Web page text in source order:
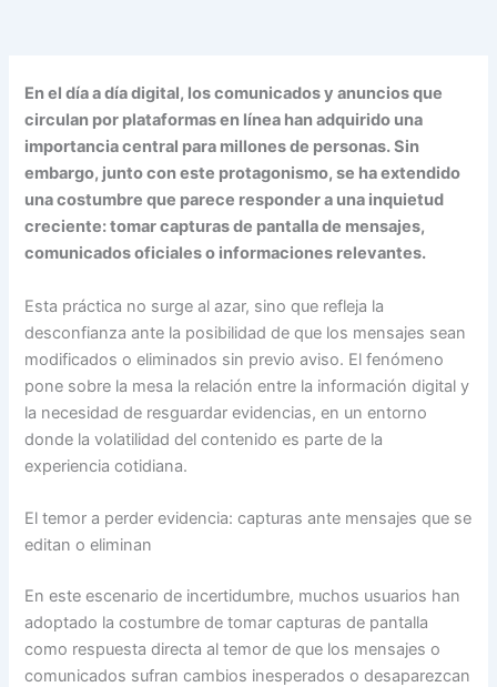
En el día a día digital, los comunicados y anuncios que
circulan por plataformas en línea han adquirido una
importancia central para millones de personas. Sin
embargo, junto con este protagonismo, se ha extendido
una costumbre que parece responder a una inquietud
creciente: tomar capturas de pantalla de mensajes,
comunicados oficiales o informaciones relevantes.
Esta práctica no surge al azar, sino que refleja la
desconfianza ante la posibilidad de que los mensajes sean
modificados o eliminados sin previo aviso. El fenómeno
pone sobre la mesa la relación entre la información digital y
la necesidad de resguardar evidencias, en un entorno
donde la volatilidad del contenido es parte de la
experiencia cotidiana.
El temor a perder evidencia: capturas ante mensajes que se
editan o eliminan
En este escenario de incertidumbre, muchos usuarios han
adoptado la costumbre de tomar capturas de pantalla
como respuesta directa al temor de que los mensajes o
comunicados sufran cambios inesperados o desaparezcan